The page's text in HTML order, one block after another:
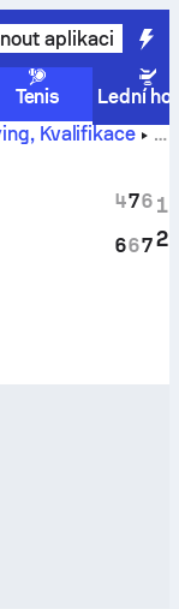
aplikaci
Tenis
Lední
, Kvalifikace
Kaza
4
6
7
6
6
7
1
2